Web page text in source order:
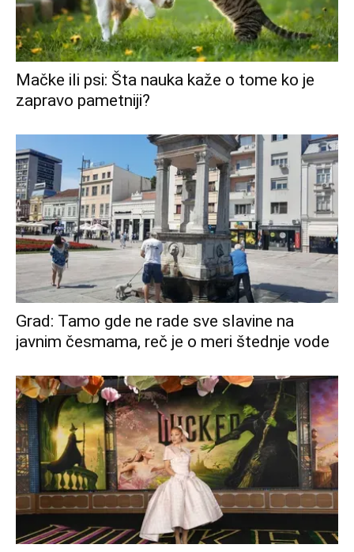
Mačke ili psi: Šta nauka kaže o tome ko je
zapravo pametniji?
Grad: Tamo gde ne rade sve slavine na
javnim česmama, reč je o meri štednje vode